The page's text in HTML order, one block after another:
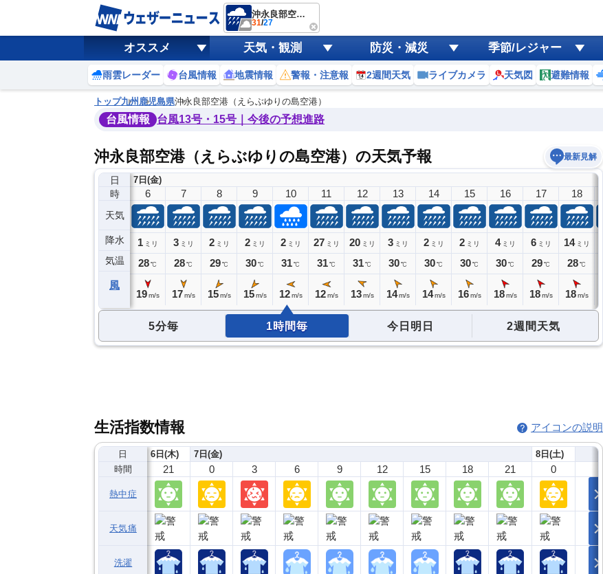
沖永良部空港（えらぶゆりの島空港）
31/27
オススメ 天気・観測 防災・減災 季節/レジャー
雨雲レーダー 台風情報 地震情報 警報・注意報 2週間天気 ライブカメラ 天気図 避難情報
トップ九州 鹿児島県沖永良部空港（えらぶゆりの島空港）
台風情報 台風13号・15号｜今後の予想進路
沖永良部空港（えらぶゆりの島空港）の天気予報 最新見解
日
時
天気
降水
気温
風
7日(金)
5
0ミリ
27℃
20
6
1 ミリ
28℃
19 m/s
7
3 ミリ
28℃
17 m/s
8
2 ミリ
29℃
15 m/s
9
2 ミリ
30℃
15 m/s
10
2 ミリ
31℃
12 m/s
11
27 ミリ
31℃
12 m/s
12
20 ミリ
31℃
13 m/s
13
3 ミリ
30℃
14 m/s
14
2 ミリ
30℃
14 m/s
15
2 ミリ
30℃
16 m/s
16
4 ミリ
30℃
18 m/s
17
6 ミリ
29℃
18 m/s
18
14 ミリ
28℃
18 m/s
5分毎 1時間毎 今日明日 2週間天気
生活指数情報 アイコンの説明
日
時間
熱中症
天気痛
洗濯
6日(木)
21
7日(金)
0 3 6 9 12 15 18 21
8日(土)
0